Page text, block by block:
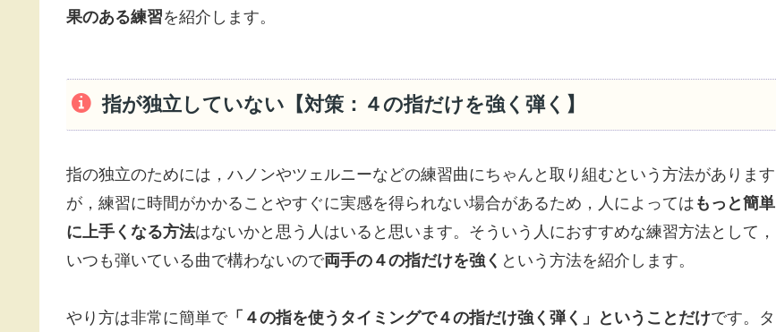
果のある練習を紹介します。
指が独立していない【対策：４の指だけを強く弾く】
指の独立のためには，ハノンやツェルニーなどの練習曲にちゃんと取り組むという方法があります
が，練習に時間がかかることやすぐに実感を得られない場合があるため，人によっては もっと簡単
に上手くなる方法はないかと思う人はいると思います。そういう人におすすめな練習方法として，
いつも弾いている曲で構わないので両手の４の指だけを強く という方法を紹介します。
やり方は非常に簡単で「４の指を使うタイミングで４の指だけ強く弾く」ということだけです。タ